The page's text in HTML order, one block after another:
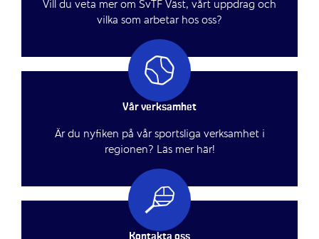
Vill du veta mer om SvTF Väst, vårt uppdrag och
vilka som arbetar hos oss?
Vår verksamhet
Är du nyfiken på vår sportsliga verksamhet i
regionen? Läs mer här!
Kontakta oss